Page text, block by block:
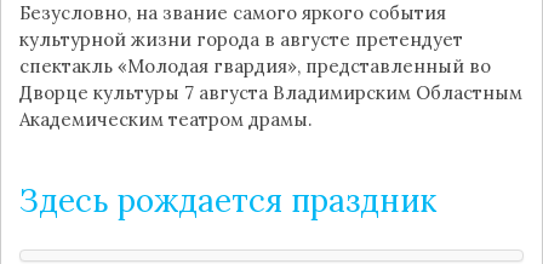
Безусловно, на звание самого яркого события
культурной жизни города в августе претендует
спектакль «Молодая гвардия», представленный во
Дворце культуры 7 августа Владимирским Областным
Академическим театром драмы.
Здесь рождается праздник